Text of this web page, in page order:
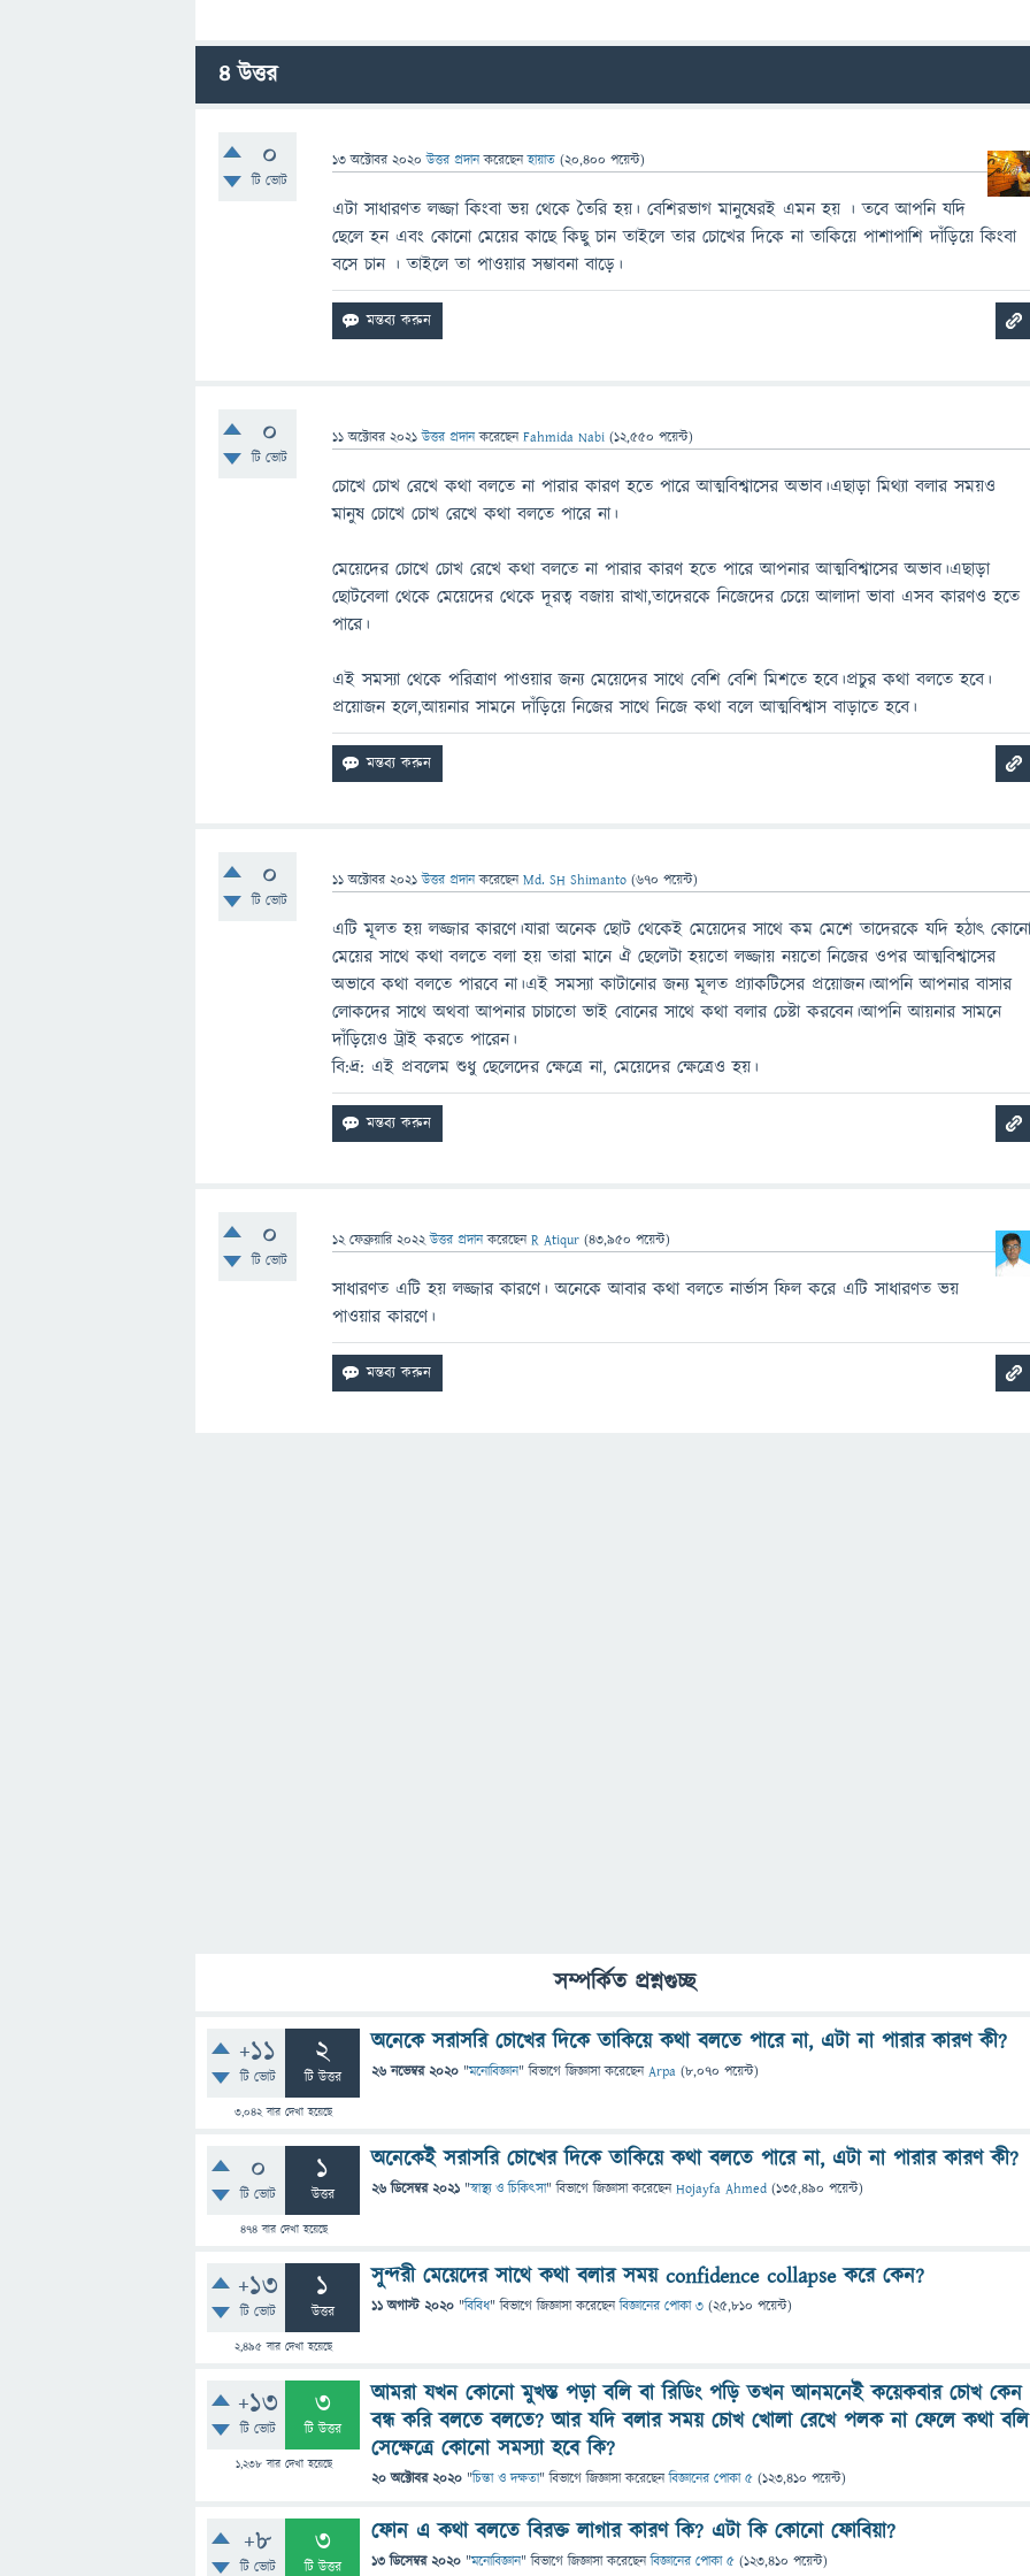
4উত্তর
0
টি ভোট
13 অক্টোবর 2020 উত্তর প্রদান করেছেনহায়াত (20,400 পয়েন্ট)
এটা সাধারণত লজ্জা কিংবা ভয় থেকে তৈরি হয়। বেশিরভাগ মানুষেরই এমন হয় । তবে আপনি যদি
ছেলে হন এবং কোনো মেয়ের কাছে কিছু চান তাইলে তার চোখের দিকে না তাকিয়ে পাশাপাশি দাঁড়িয়ে কিংবা
বসে চান । তাইলে তা পাওয়ার সম্ভাবনা বাড়ে।
0
টি ভোট
11 অক্টোবর 2021 উত্তর প্রদান করেছেনFahmida Nabi (12,550 পয়েন্ট)
চোখে চোখ রেখে কথা বলতে না পারার কারণ হতে পারে আত্মবিশ্বাসের অভাব।এছাড়া মিথ্যা বলার সময়ও
মানুষ চোখে চোখ রেখে কথা বলতে পারে না।
মেয়েদের চোখে চোখ রেখে কথা বলতে না পারার কারণ হতে পারে আপনার আত্মবিশ্বাসের অভাব।এছাড়া
ছোটবেলা থেকে মেয়েদের থেকে দূরত্ব বজায় রাখা,তাদেরকে নিজেদের চেয়ে আলাদা ভাবা এসব কারণও হতে
পারে।
এই সমস্যা থেকে পরিত্রাণ পাওয়ার জন্য মেয়েদের সাথে বেশি বেশি মিশতে হবে।প্রচুর কথা বলতে হবে।
প্রয়োজন হলে,আয়নার সামনে দাঁড়িয়ে নিজের সাথে নিজে কথা বলে আত্মবিশ্বাস বাড়াতে হবে।
0
টি ভোট
11 অক্টোবর 2021 উত্তর প্রদান করেছেনMd. SH Shimanto (670 পয়েন্ট)
এটি মূলত হয় লজ্জার কারণে।যারা অনেক ছোট থেকেই মেয়েদের সাথে কম মেশে তাদেরকে যদি হঠাৎ
মেয়ের সাথে কথা বলতে বলা হয় তারা মানে ঐ ছেলেটা হয়তো লজ্জায় নয়তো নিজের ওপর আত্মবিশ্বাসের
অভাবে কথা বলতে পারবে না।এই সমস্যা কাটানোর জন্য মূলত প্র্যাকটিসের প্রয়োজন।আপনি আপনার বাসার
লোকদের সাথে অথবা আপনার চাচাতো ভাই বোনের সাথে কথা বলার চেষ্টা করবেন।আপনি আয়নার সামনে
দাঁড়িয়েও ট্রাই করতে পারেন।
বি:দ্র: এই প্রবলেম শুধু ছেলেদের ক্ষেত্রে না, মেয়েদের ক্ষেত্রেও হয়।
0
টি ভোট
12 ফেব্রুয়ারি 2022 উত্তর প্রদান করেছেনR Atiqur (43,950 পয়েন্ট)
সাধারণত এটি হয় লজ্জার কারণে। অনেকে আবার কথা বলতে নার্ভাস ফিল করে এটি সাধারণত ভয়
পাওয়ার কারণে।
সম্পর্কিত প্রশ্নগুচ্ছ
+11
টি ভোট
2
টি উত্তর
3,042বার দেখা হয়েছে
অনেকে সরাসরি চোখের দিকে তাকিয়ে কথা বলতে পারে না, এটা না পারার কারণ কী?
26 নভেম্বর 2020 "মনোবিজ্ঞান" বিভাগে জিজ্ঞাসাকরেছেনArpa (8,070 পয়েন্ট)
0
টি ভোট
1
উত্তর
474বার দেখা হয়েছে
অনেকেই সরাসরি চোখের দিকে তাকিয়ে কথা বলতে পারে না, এটা না পারার কারণ কী?
26 ডিসেম্বর 2021 "স্বাস্থ্য ও চিকিৎসা" বিভাগে জিজ্ঞাসাকরেছেনHojayfa Ahmed (135,490 পয়েন্ট)
+13
টি ভোট
1
উত্তর
2,495 বার দেখা হয়েছে
সুন্দরী মেয়েদের সাথে কথা বলার সময় confidence collapse করে কেন?
11 অগাস্ট 2020 "বিবিধ" বিভাগে জিজ্ঞাসাকরেছেনবিজ্ঞানের পোকা ৩ (25,810 পয়েন্ট)
+13
টি ভোট
3
টি উত্তর
1,238বার দেখা হয়েছে
আমরা যখন কোনো মুখস্ত পড়া বলি বা রিডিং পড়ি তখন আনমনেই কয়েকবার চোখ কেন
বন্ধ করি বলতে বলতে? আর যদি বলার সময় চোখ খোলা রেখে পলক না ফেলে কথা বলি
সেক্ষেত্রে কোনো সমস্যা হবে কি?
20 অক্টোবর 2020 "চিন্তা ও দক্ষতা" বিভাগে জিজ্ঞাসাকরেছেনবিজ্ঞানের পোকা ৫ (123,410 পয়েন্ট)
+8
টি ভোট
3
টি উত্তর
ফোন এ কথা বলতে বিরক্ত লাগার কারণ কি? এটা কি কোনো ফোবিয়া?
13 ডিসেম্বর 2020 "মনোবিজ্ঞান" বিভাগে জিজ্ঞাসাকরেছেনবিজ্ঞানের পোকা ৫ (123,410 পয়েন্ট)